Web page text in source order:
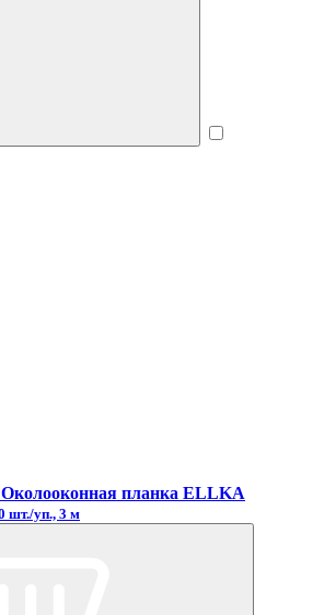
Околооконная планка ELLKA
шт./уп., 3 м